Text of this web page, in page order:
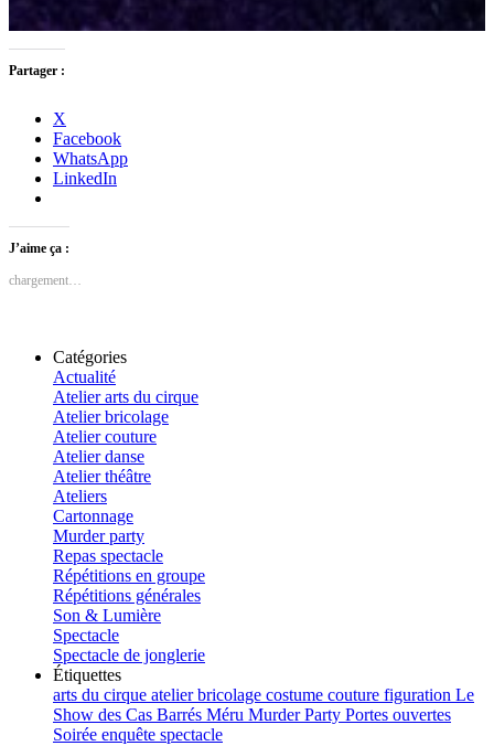
Partager :
X
Facebook
WhatsApp
LinkedIn
J’aime ça :
chargement…
Catégories
Actualité
Atelier arts du cirque
Atelier bricolage
Atelier couture
Atelier danse
Atelier théâtre
Ateliers
Cartonnage
Murder party
Repas spectacle
Répétitions en groupe
Répétitions générales
Son & Lumière
Spectacle
Spectacle de jonglerie
Étiquettes
arts du cirque atelierbricolage costume couture figuration Le
Show des Cas Barrés Méru Murder Party Portes ouvertes
Soirée enquête spectacle